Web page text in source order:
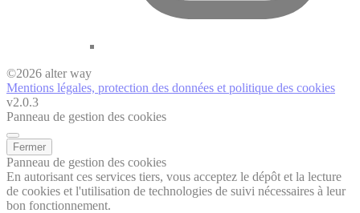
©2026 alter way
Mentions légales, protection des données et politique des cookies
v2.0.3
Panneau de gestion des cookies
Fermer
Panneau de gestion des cookies
En autorisant ces services tiers, vous acceptez le dépôt et la lecture
de cookies et l'utilisation de technologies de suivi nécessaires à leur
bon fonctionnement.